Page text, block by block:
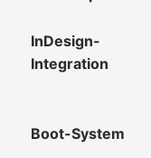
InDesign-
Integration
Boot-System